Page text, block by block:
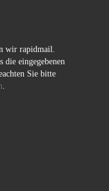
wir rapidmail.
eingegebenen
Sie bitte